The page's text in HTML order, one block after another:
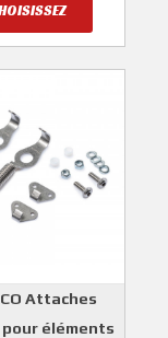
Attaches
éléments